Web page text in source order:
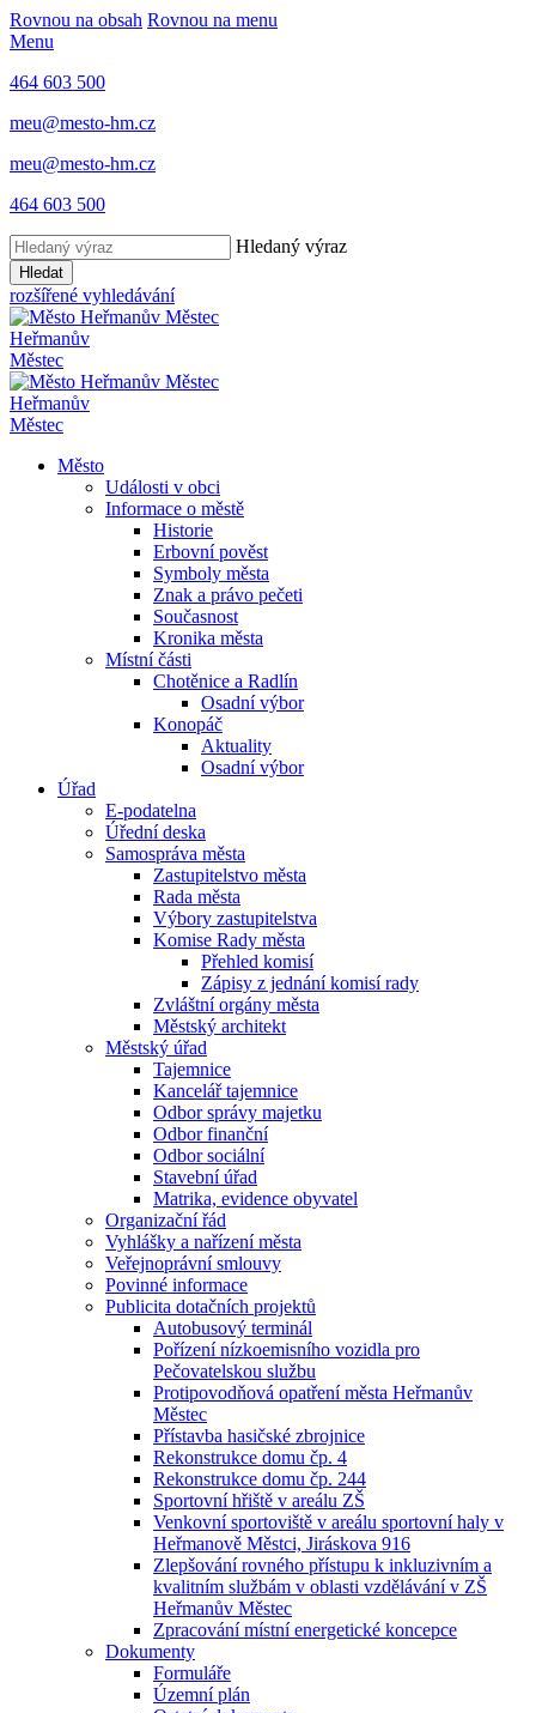
Rovnou na obsah Rovnou na menu
Menu
464 603 500
meu@mesto-hm.cz
meu@mesto-hm.cz
464 603 500
Hledaný výraz
Hledat
rozšířené vyhledávání
Heřmanův
Městec
Heřmanův
Městec
Město
Události v obci
Informace o městě
Historie
Erbovní pověst
Symboly města
Znak a právo pečeti
Současnost
Kronika města
Místní části
Chotěnice a Radlín
Osadní výbor
Konopáč
Aktuality
Osadní výbor
Úřad
E-podatelna
Úřední deska
Samospráva města
Zastupitelstvo města
Rada města
Výbory zastupitelstva
Komise Rady města
Přehled komisí
Zápisy z jednání komisí rady
Zvláštní orgány města
Městský architekt
Městský úřad
Tajemnice
Kancelář tajemnice
Odbor správy majetku
Odbor finanční
Odbor sociální
Stavební úřad
Matrika, evidence obyvatel
Organizační řád
Vyhlášky a nařízení města
Veřejnoprávní smlouvy
Povinné informace
Publicita dotačních projektů
Autobusový terminál
Pořízení nízkoemisního vozidla pro
Pečovatelskou službu
Protipovodňová opatření města Heřmanův
Městec
Přístavba hasičské zbrojnice
Rekonstrukce domu čp. 4
Rekonstrukce domu čp. 244
Sportovní hřiště v areálu ZŠ
Venkovní sportoviště v areálu sportovní haly v
Heřmanově Městci, Jiráskova 916
Zlepšování rovného přístupu k inkluzivním a
kvalitním službám v oblasti vzdělávání v ZŠ
Heřmanův Městec
Zpracování místní energetické koncepce
Dokumenty
Formuláře
Územní plán